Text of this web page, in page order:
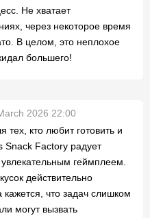
Не хватает
через некоторое время
В целом, это неплохое
большего!
2026 22:00
тех, кто любит готовить и
Snack Factory радует
геймплеем.
действительно
кажется, что задач слишком
могут вызвать